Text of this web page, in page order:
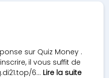
sur Quiz Money .
il vous suffit de
6... Lire la suite